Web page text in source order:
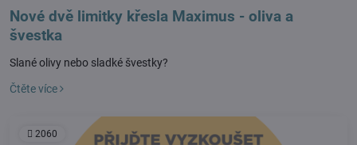
Nové dvě limitky křesla Maximus - oliva a
švestka
Slané olivy nebo sladké švestky?
Čtěte více
2060